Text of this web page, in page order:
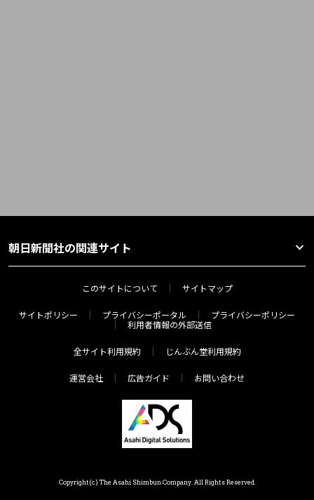
朝日新聞社の関連サイト
このサイトについて サイトマップ
サイトポリシー プライバシーポータル
プライバシーポリシー
利用者情報の外部送信
全サイト利用規約 じんぶん堂利用規約
運営会社 広告ガイド お問い合わせ
Copyright(c) The Asahi Shimbun Company. All Rights Reserved.